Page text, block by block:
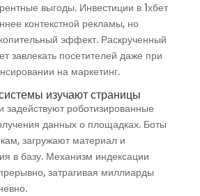
выгоды. Инвестиции в 1хбет
контекстной рекламы, но
эффект. Раскрученный
завлекать посетителей даже при
на маркетинг.
изучают страницы
задействуют роботизированные
данных о площадках. Боты
загружают материал и
в базу. Механизм индексации
затрагивая миллиарды